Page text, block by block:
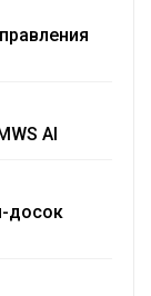
AI
досок